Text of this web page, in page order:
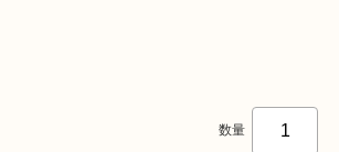
数量